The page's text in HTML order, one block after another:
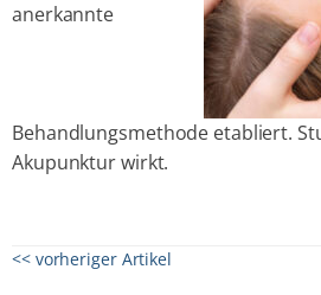
anerkannte
Behandlungsmethode etabliert.
Akupunktur wirkt.
<< vorheriger Artikel